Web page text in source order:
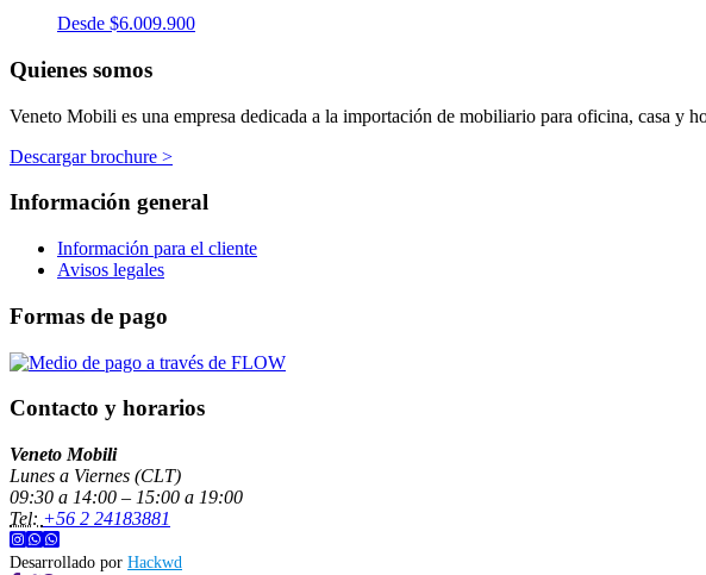
Desde $6.009.900
Quienes somos
Veneto Mobili es una empresa dedicada a la importación de mobiliario para oficina, casa
Descargar brochure >
Información general
Información para el cliente
Avisos legales
Formas de pago
Contacto y horarios
Veneto Mobili
Lunes a Viernes (CLT)
09:30 a 14:00 – 15:00 a 19:00
Tel: +56 2 24183881
Desarrollado por Hackwd